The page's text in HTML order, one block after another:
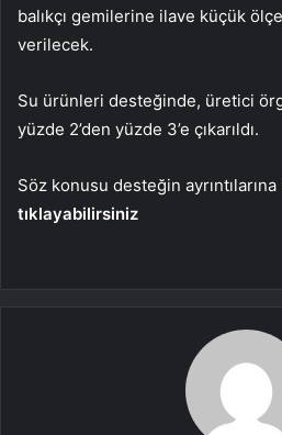
balıkçı gemilerine ilave küçük
verilecek.
Su ürünleri desteğinde, üretici
yüzde 2’den yüzde 3’e çıkarıldı.
Söz konusu desteğin
tıklayabilirsiniz